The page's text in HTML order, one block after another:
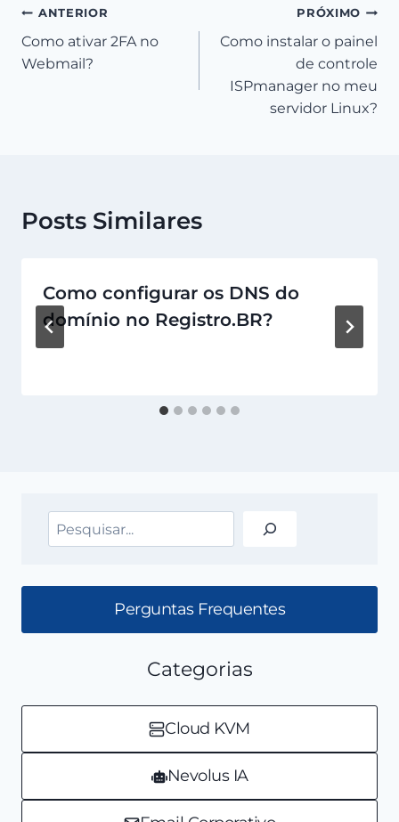
Navegação
de
ANTERIOR
Como ativar 2FA no
Webmail?
PRÓXIMO
Como instalar o painel
de controle
ISPmanager no meu
servidor Linux?
Posts Similares
Como configurar os DNS do
domínio no Registro.BR?
Pesquisar
Perguntas Frequentes
Categorias
Cloud KVM
Nevolus IA